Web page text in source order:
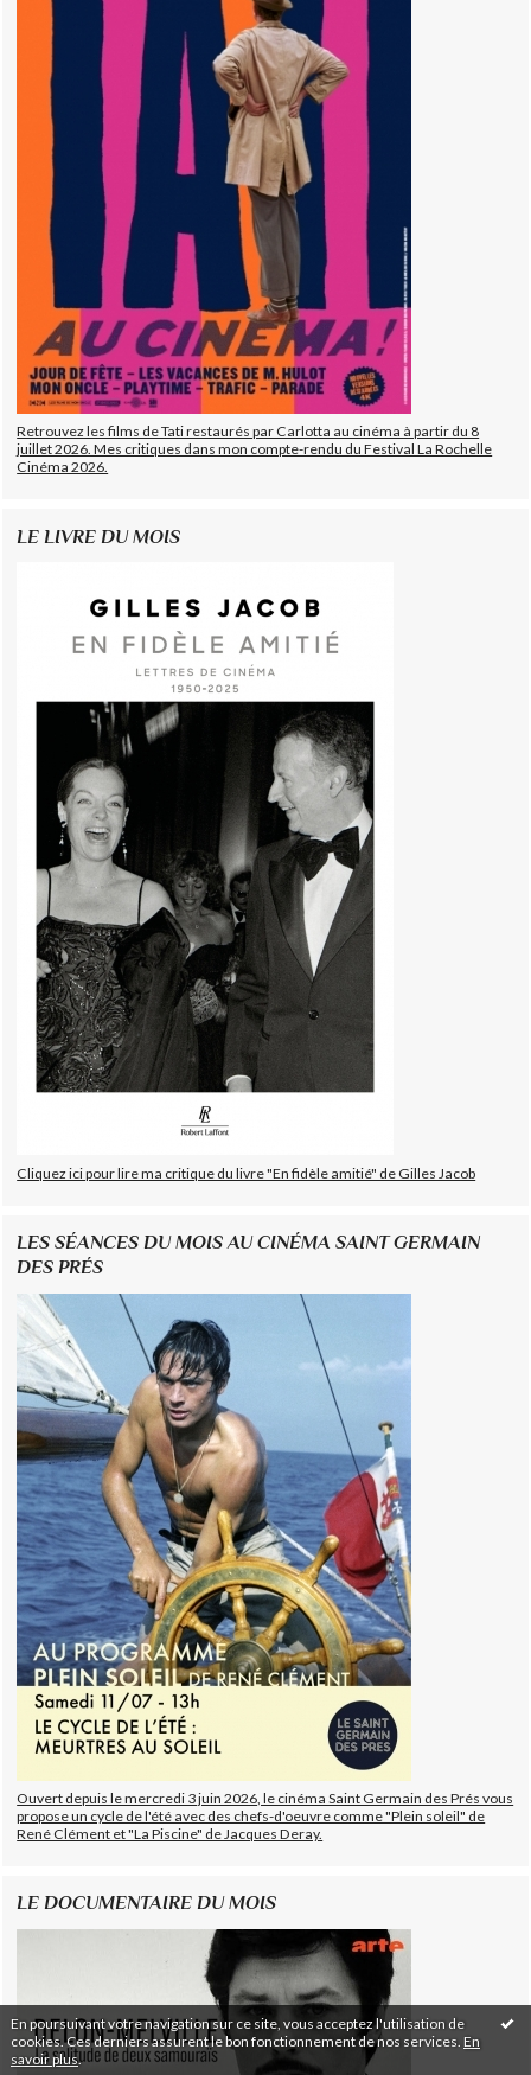
En poursuivant votre navigation sur ce site, vous acceptez l'utilisation de
cookies. Ces derniers assurent le bon fonctionnement de nos services. En
savoir plus.
Retrouvez les films de Tati restaurés par Carlotta au cinéma à partir du 8
juillet 2026. Mes critiques dans mon compte-rendu du Festival La Rochelle
Cinéma 2026.
LE LIVRE DU MOIS
Cliquez ici pour lire ma critique du livre "En fidèle amitié" de Gilles Jacob
LES SÉANCES DU MOIS AU CINÉMA SAINT GERMAIN
DES PRÉS
Ouvert depuis le mercredi 3 juin 2026, le cinéma Saint Germain des Prés vous
propose un cycle de l'été avec des chefs-d'oeuvre comme "Plein soleil" de
René Clément et "La Piscine" de Jacques Deray.
LE DOCUMENTAIRE DU MOIS